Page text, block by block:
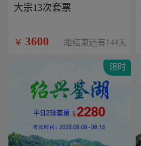
大宗13次套票
￥ 3600 距结束还有144天
限时